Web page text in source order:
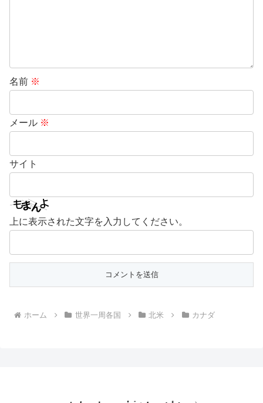
名前 ※
メール ※
サイト
上に表示された文字を入力してください。
ホーム 世界一周各国 北米 カナダ